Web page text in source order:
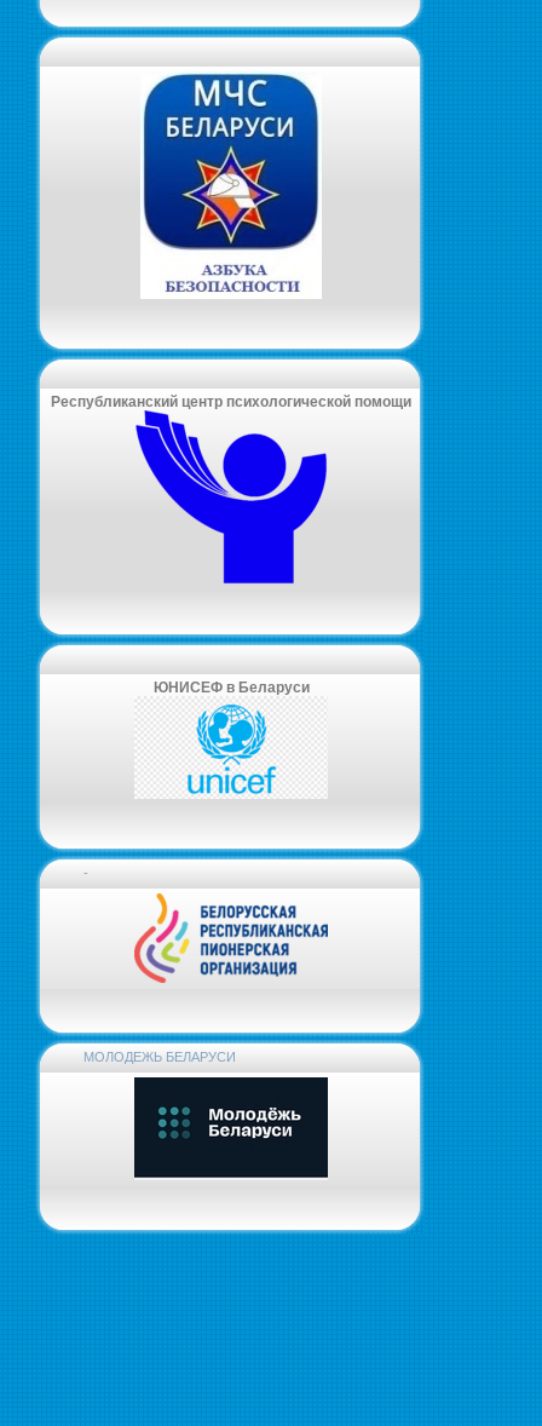
Республиканский центр психологической помощи
ЮНИСЕФ в Беларуси
-
МОЛОДЕЖЬ БЕЛАРУСИ